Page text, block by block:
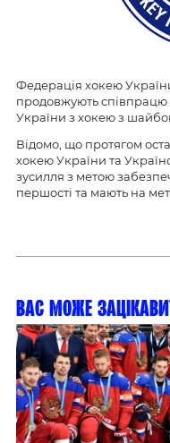
Федерація хокею
продовжують
України з хокею з
Відомо, що протягом
хокею України та
зусилля з метою
першості та мають на
Вас може